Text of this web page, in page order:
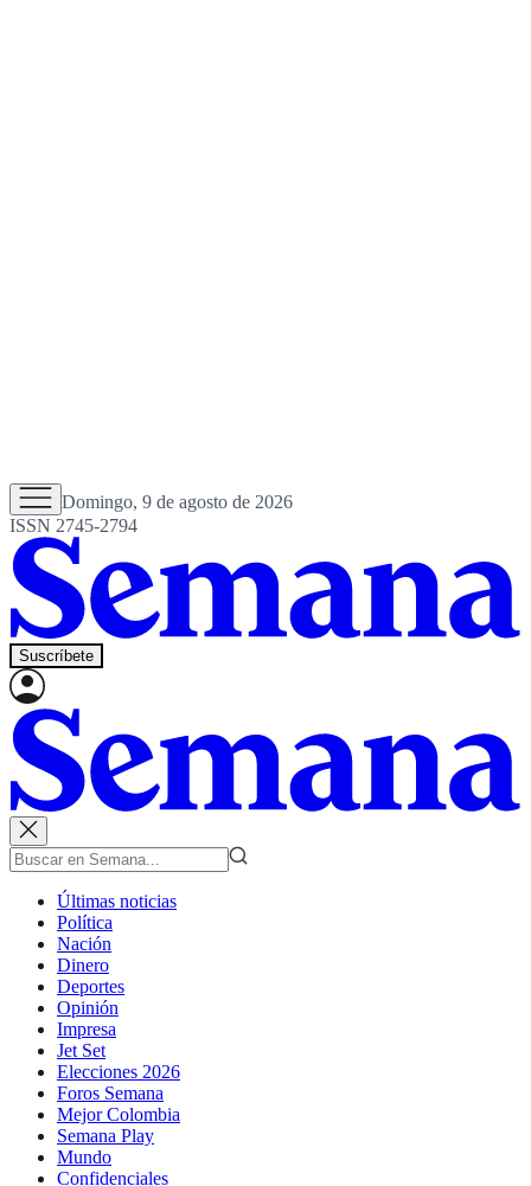
Domingo, 9 de agosto de 2026
ISSN 2745-2794
Suscríbete
Últimas noticias
Política
Nación
Dinero
Deportes
Opinión
Impresa
Jet Set
Elecciones 2026
Foros Semana
Mejor Colombia
Semana Play
Mundo
Confidenciales